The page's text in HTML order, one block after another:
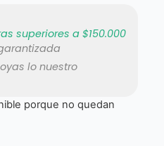
superiores a $150.000
lo nuestro
porque no quedan